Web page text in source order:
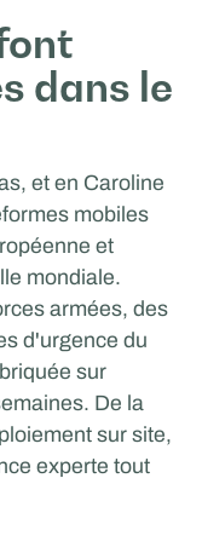
dans le
et en Caroline
mobiles
et
mondiale.
armées, des
d'urgence du
sur
De la
sur site,
experte tout